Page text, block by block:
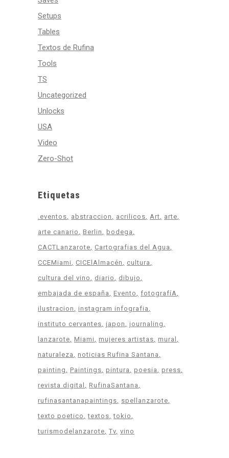
Setups
Tables
Textos de Rufina
Tools
TS
Uncategorized
Unlocks
USA
Video
Zero-Shot
Etiquetas
.eventos abstraccion acrilicos Art
arte
arte canario
Berlin
bodega
CACTLanzarote
Cartografias del Agua
CCEMiami
CICElAlmacén
cultura
cultura del vino
diario
dibujo
embajada de españa
Evento
fotografíA
ilustracion
instagram infografia
instituto cervantes japon
journaling
lanzarote Miami mujeres artistas mural
naturaleza
noticias Rufina Santana
painting
Paintings pintura poesia
press
revista digital
RufinaSantana
rufinasantanapaintings
spellanzarote
texto poetico
textos tokio
turismodelanzarote Tv vino